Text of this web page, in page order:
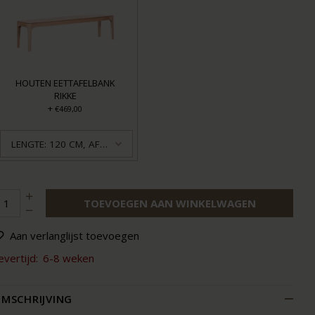
HOUTEN EETTAFELBANK
RIKKE
+ €469,00
LENGTE: 120 CM, AFWERKING: GEOLIED
TOEVOEGEN AAN WINKELWAGEN
Aan verlanglijst toevoegen
6-8 weken